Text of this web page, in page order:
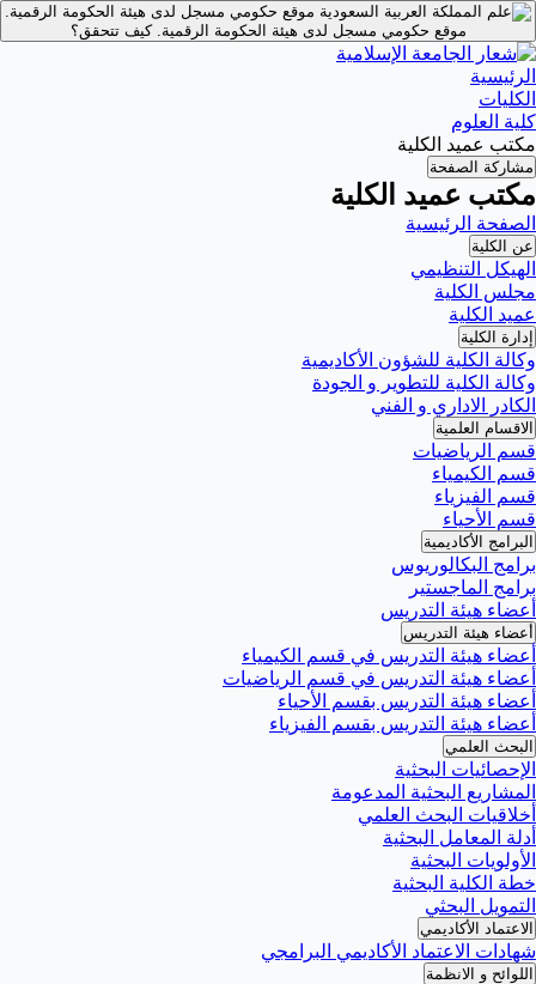
موقع حكومي مسجل لدى هيئة الحكومة الرقمية.
موقع حكومي مسجل لدى هيئة الحكومة الرقمية.كيف تتحقق؟
الرئيسية
الكليات
كلية العلوم
مكتب عميد الكلية
مشاركة الصفحة
مكتب عميد الكلية
الصفحة الرئيسية
عن الكلية
الهيكل التنظيمي
مجلس الكلية
عميد الكلية
إدارة الكلية
وكالة الكلية للشؤون الأكاديمية
وكالة الكلية للتطوير و الجودة
الكادر الاداري و الفني
الاقسام العلمية
قسم الرياضيات
قسم الكيمياء
قسم الفيزياء
قسم الأحياء
البرامج الأكاديمية
برامج البكالوريوس
برامج الماجستير
أعضاء هيئة التدريس
أعضاء هيئة التدريس
أعضاء هيئة التدريس في قسم الكيمياء
أعضاء هيئة التدريس في قسم الرياضيات
أعضاء هيئة التدريس بقسم الأحياء
أعضاء هيئة التدريس بقسم الفيزياء
البحث العلمي
الإحصائيات البحثية
المشاريع البحثية المدعومة
أخلاقيات البحث العلمي
أدلة المعامل البحثية
الأولويات البحثية
خطة الكلية البحثية
التمويل البحثي
الاعتماد الأكاديمي
شهادات الاعتماد الأكاديمي البرامجي
اللوائح و الانظمة